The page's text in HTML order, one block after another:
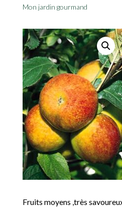
Mon jardin gourmand
Fruits moyens ,très